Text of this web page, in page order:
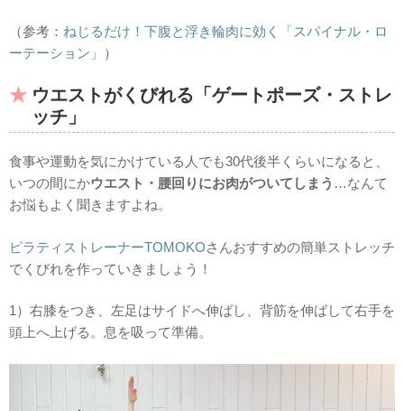
（参考： ねじるだけ！下腹と浮き輪肉に効く「スパイナル・ロ
ーテーション」
）
ウエストがくびれる「ゲートポーズ・ストレ
ッチ」
食事や運動を気にかけている人でも30代後半くらいになると、
いつの間にかウエスト・腰回りにお肉がついてしまう …なんて
お悩もよく聞きますよね。
ピラティストレーナーTOMOKOさんおすすめの簡単ストレッチ
でくびれを作っていきましょう！
1）右膝をつき、左足はサイドへ伸ばし、背筋を伸ばして右手を
頭上へ上げる。息を吸って準備。